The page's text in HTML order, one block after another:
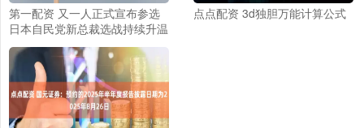
第一配资 又一人正式宣布参选
日本自民党新总裁选战持续升温
点点配资 3d独胆万能计算公式